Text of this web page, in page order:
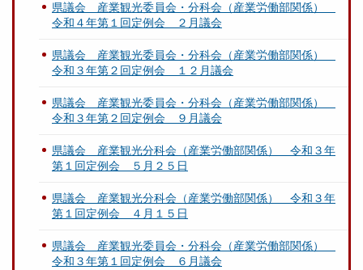
県議会 産業観光委員会・分科会（産業労働部関係）
令和４年第１回定例会 ２月議会
県議会 産業観光委員会・分科会（産業労働部関係）
令和３年第２回定例会 １２月議会
県議会 産業観光委員会・分科会（産業労働部関係）
令和３年第２回定例会 ９月議会
県議会 産業観光分科会（産業労働部関係） 令和３年
第１回定例会 ５月２５日
県議会 産業観光分科会（産業労働部関係） 令和３年
第１回定例会 ４月１５日
県議会 産業観光委員会・分科会（産業労働部関係）
令和３年第１回定例会 ６月議会